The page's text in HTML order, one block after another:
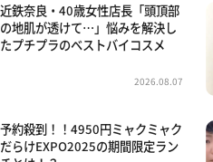
近鉄奈良・40歳女性店長「頭頂部
の地肌が透けて…」悩みを解決し
たプチプラのベストバイコスメ
2026.08.07
予約殺到！！4950円ミャクミャク
だらけEXPO2025の期間限定ラン